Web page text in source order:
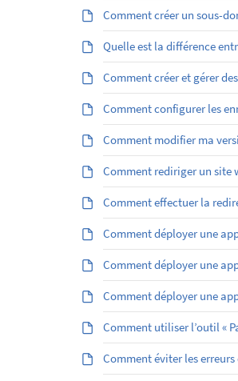
Comment créer un sous-
Quelle est la différence
Comment créer et gérer
Comment configurer les
Comment modifier ma
Comment rediriger un site
Comment effectuer la
Comment déployer une
Comment déployer une
Comment déployer une
Comment utiliser l’outil «
Comment éviter les